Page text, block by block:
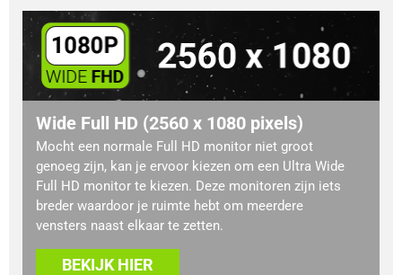
Wide Full HD (2560 x 1080 pixels)
Mocht een normale Full HD monitor niet groot
genoeg zijn, kan je ervoor kiezen om een Ultra Wide
Full HD monitor te kiezen. Deze monitoren zijn iets
breder waardoor je ruimte hebt om meerdere
vensters naast elkaar te zetten.
BEKIJK HIER